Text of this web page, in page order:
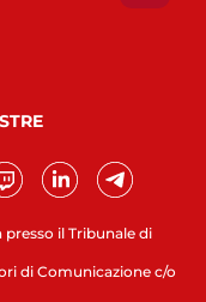
il Tribunale di
di Comunicazione c/o